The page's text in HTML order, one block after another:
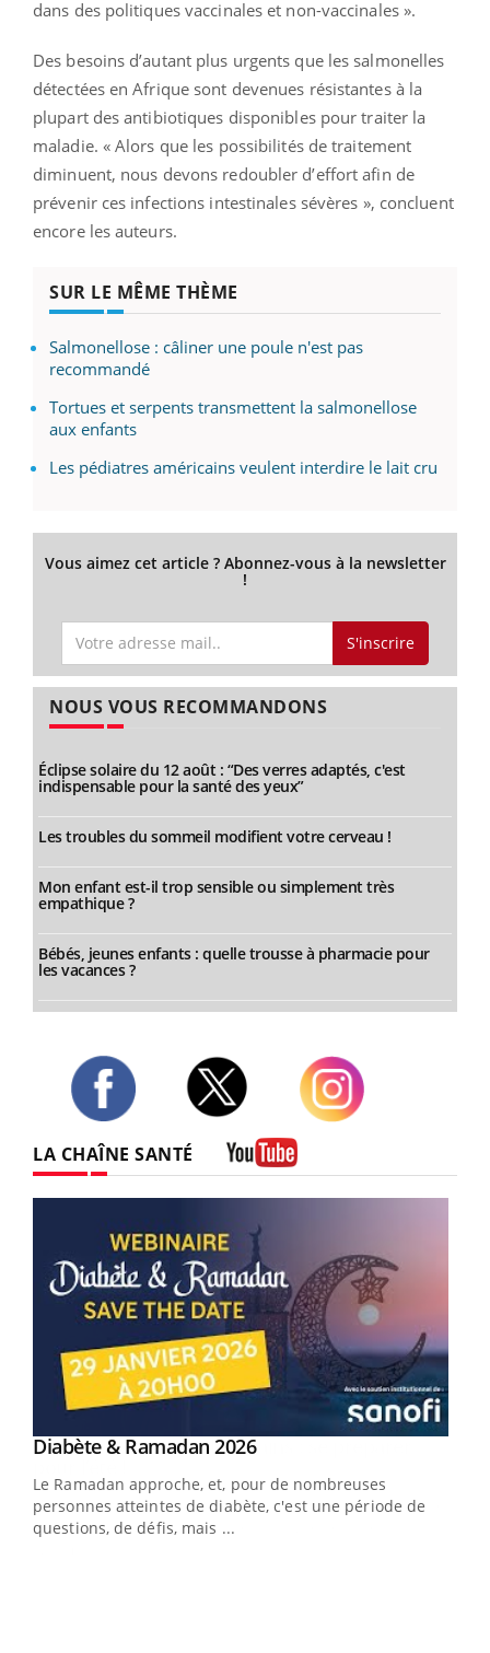
dans des politiques vaccinales et non-vaccinales ».
Des besoins d’autant plus urgents que les salmonelles
détectées en Afrique sont devenues résistantes à la
plupart des antibiotiques disponibles pour traiter la
maladie. « Alors que les possibilités de traitement
diminuent, nous devons redoubler d’effort afin de
prévenir ces infections intestinales sévères », concluent
encore les auteurs.
SUR LE MÊME THÈME
Salmonellose : câliner une poule n'est pas
recommandé
Tortues et serpents transmettent la salmonellose
aux enfants
Les pédiatres américains veulent interdire le lait cru
Vous aimez cet article ? Abonnez-vous à la newsletter
!
S'inscrire
NOUS VOUS RECOMMANDONS
Éclipse solaire du 12 août : “Des verres adaptés, c'est
indispensable pour la santé des yeux”
Les troubles du sommeil modifient votre cerveau !
Mon enfant est-il trop sensible ou simplement très
empathique ?
Bébés, jeunes enfants : quelle trousse à pharmacie pour
les vacances ?
LA CHAÎNE SANTÉ
Youtube
Diabète & Ramadan 2026Youtube
Le Ramadan approche, et, pour de nombreuses
personnes atteintes de diabète, c'est une période de
questions, de défis, mais ...